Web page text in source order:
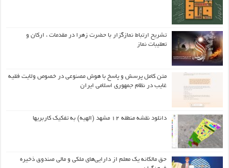
تشریح ارتباط نمازگزار با حضرت زهرا در مقدمات ، ارکان و
تعقیبات نماز
متن کامل پرسش و پاسخ با هوش مصنوعی در خصوص ولایت فقیه
غایب در نظام جمهوری اسلامی ایران
دانلود نقشه منطقه ۱۲ مشهد (الهیه) به تفکیک کاربریها
حق مالکانه یک معلم از دارایی‌های ملکی و مالی صندوق ذخیره